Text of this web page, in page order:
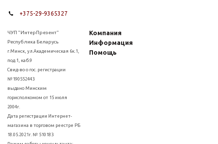
+375-29-9365327
ЧУП "ИнтерПрезент"
Республика Беларусь
г.Минск, ул.Академическая 6к.1,
под.1, каб.9
Свид-во о гос. регистрации
№190552443
выдано Минским
горисполкомом от 15 июля
2004г.
Дата регистрации Интернет-
магазина в торговом реестре РБ
18.05.2021г. № 510183
Компания
Информация
Помощь